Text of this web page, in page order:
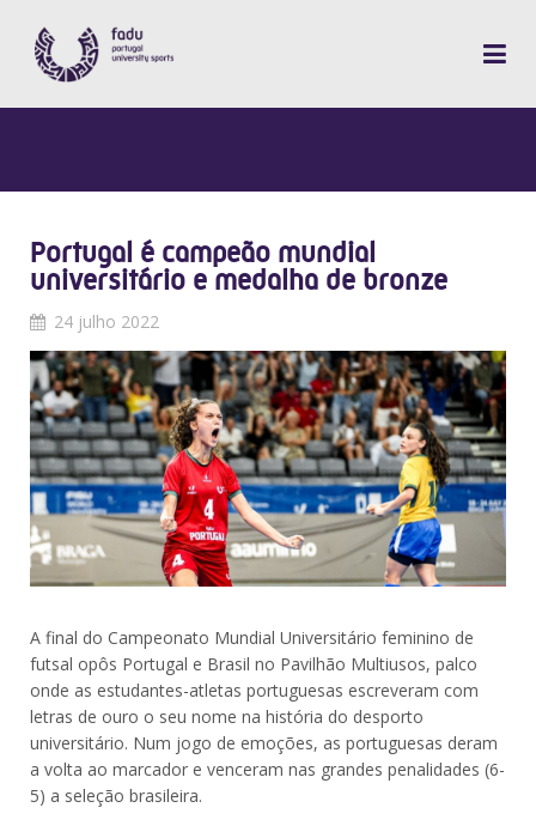
Portugal é campeão mundial
universitário e medalha de bronze
24 julho 2022
A final do Campeonato Mundial Universitário feminino de
futsal opôs Portugal e Brasil no Pavilhão Multiusos, palco
onde as estudantes-atletas portuguesas escreveram com
letras de ouro o seu nome na história do desporto
universitário. Num jogo de emoções, as portuguesas deram
a volta ao marcador e venceram nas grandes penalidades (6-
5) a seleção brasileira.